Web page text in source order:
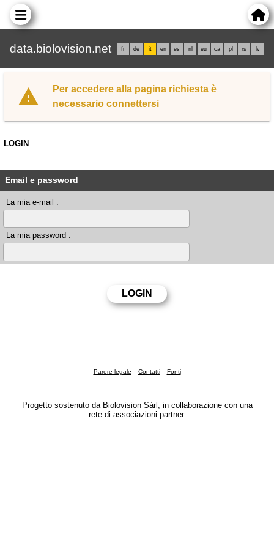
data.biolovision.net fr de it en es nl eu ca pl rs lv
Per accedere alla pagina richiesta è
necessario connettersi
LOGIN
Email e password
La mia e-mail :
La mia password :
Parere legale Contatti Fonti
Progetto sostenuto da Biolovision Sàrl, in collaborazione con una
rete di associazioni partner.